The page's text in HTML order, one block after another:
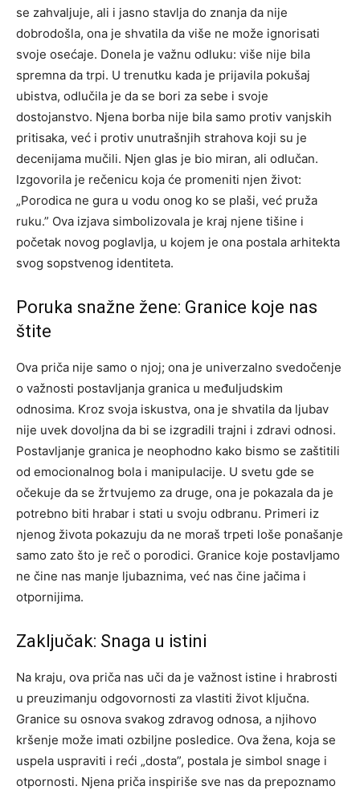
se zahvaljuje, ali i jasno stavlja do znanja da nije
dobrodošla, ona je shvatila da više ne može ignorisati
svoje osećaje. Donela je važnu odluku: više nije bila
spremna da trpi. U trenutku kada je prijavila pokušaj
ubistva, odlučila je da se bori za sebe i svoje
dostojanstvo. Njena borba nije bila samo protiv vanjskih
pritisaka, već i protiv unutrašnjih strahova koji su je
decenijama mučili. Njen glas je bio miran, ali odlučan.
Izgovorila je rečenicu koja će promeniti njen život:
„Porodica ne gura u vodu onog ko se plaši, već pruža
ruku.” Ova izjava simbolizovala je kraj njene tišine i
početak novog poglavlja, u kojem je ona postala arhitekta
svog sopstvenog identiteta.
Poruka snažne žene: Granice koje nas
štite
Ova priča nije samo o njoj; ona je univerzalno svedočenje
o važnosti postavljanja granica u međuljudskim
odnosima. Kroz svoja iskustva, ona je shvatila da ljubav
nije uvek dovoljna da bi se izgradili trajni i zdravi odnosi.
Postavljanje granica je neophodno kako bismo se zaštitili
od emocionalnog bola i manipulacije. U svetu gde se
očekuje da se žrtvujemo za druge, ona je pokazala da je
potrebno biti hrabar i stati u svoju odbranu. Primeri iz
njenog života pokazuju da ne moraš trpeti loše ponašanje
samo zato što je reč o porodici. Granice koje postavljamo
ne čine nas manje ljubaznima, već nas čine jačima i
otpornijima.
Zaključak: Snaga u istini
Na kraju, ova priča nas uči da je važnost istine i hrabrosti
u preuzimanju odgovornosti za vlastiti život ključna.
Granice su osnova svakog zdravog odnosa, a njihovo
kršenje može imati ozbiljne posledice. Ova žena, koja se
uspela uspraviti i reći „dosta”, postala je simbol snage i
otpornosti. Njena priča inspiriše sve nas da prepoznamo